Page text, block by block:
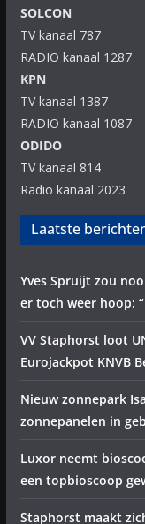
SOLCON
TV kanaal 787
RADIO kanaal 1287
KPN
TV kanaal 1387
RADIO kanaal 1087
ODIDO
TV kanaal 814
Radio kanaal 2023
Laatste
Yves Spruijt zou
er toch weer hoop:
VV Staphorst loot
Eurojackpot KNVB
Nieuw zonnepark
zonnepanelen in
Luxor neemt
een topbioscoop
Staphorst maakt